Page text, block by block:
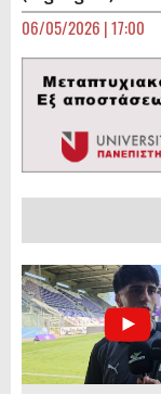
06/05/2026 | 17:00